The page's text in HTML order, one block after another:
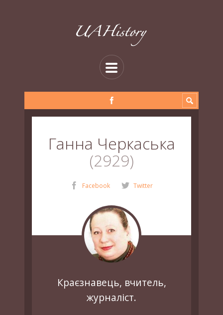
Ганна Черкаська
2929
Facebook Twitter
Краєзнавець, вчитель,
журналіст.